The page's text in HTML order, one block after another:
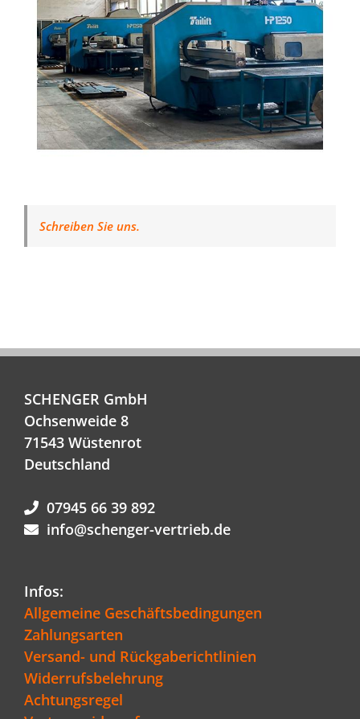
Schreiben Sie uns.
SCHENGER GmbH
Ochsenweide 8
71543 Wüstenrot
Deutschland
07945 66 39 892
info@schenger-vertrieb.de
Infos:
Allgemeine Geschäftsbedingungen
Zahlungsarten
Versand- und Rückgaberichtlinien
Widerrufsbelehrung
Achtungsregel